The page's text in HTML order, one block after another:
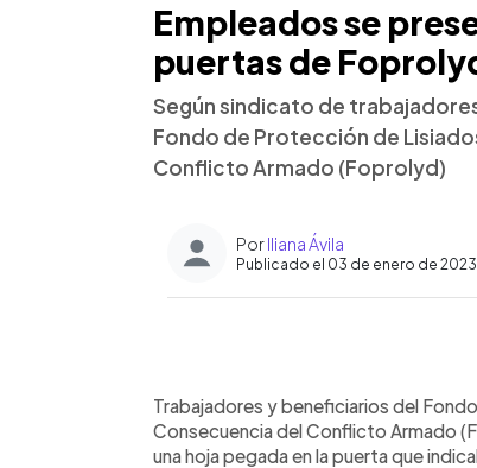
Empleados se
puertas de
Según sindicato de
Fondo de Protección de
Conflicto Armado (Foprolyd)
PorIliana Ávila
Publicado el 03 de enero de 2023
Escuchar artículo
Trabajadores y beneficiarios del
Consecuencia del Conflicto Armado
una hoja pegada en la puerta que